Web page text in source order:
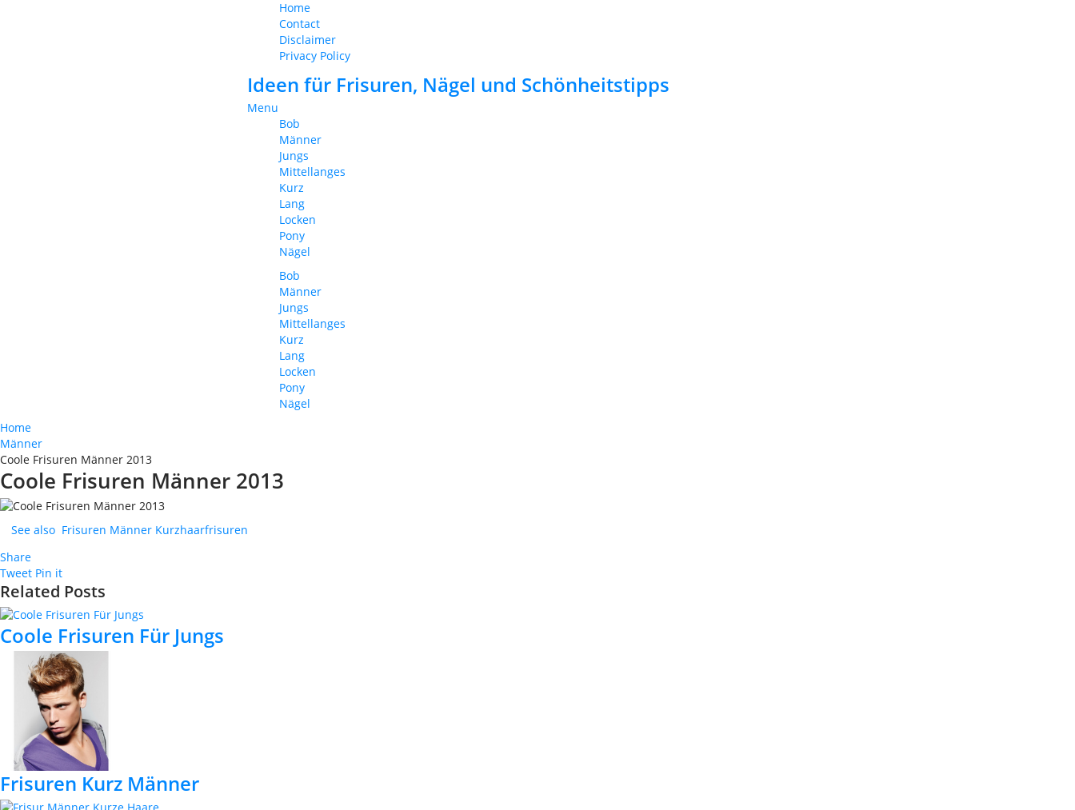
Home
Contact
Disclaimer
Privacy Policy
Ideen für Frisuren, Nägel und Schönheitstipps
Menu
Bob
Männer
Jungs
Mittellanges
Kurz
Lang
Locken
Pony
Nägel
Bob
Männer
Jungs
Mittellanges
Kurz
Lang
Locken
Pony
Nägel
Home
Männer
Coole Frisuren Männer 2013
Coole Frisuren Männer 2013
See also Frisuren Männer Kurzhaarfrisuren
Share
Tweet Pin it
Related Posts
Coole Frisuren Für Jungs
Frisuren Kurz Männer